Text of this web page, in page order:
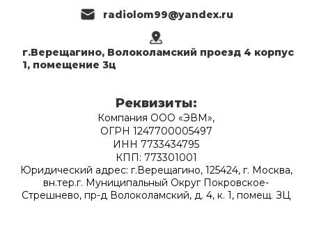
radiolom99@yandex.ru
г.Верещагино, Волоколамский проезд 4 корпус
1, помещение 3ц
Реквизиты:
Компания ООО «ЭВМ»,
ОГРН 1247700005497
ИНН 7733434795
КПП: 773301001
Юридический адрес: г.Верещагино, 125424, г. Москва,
вн.тер.г. Муниципальный Округ Покровское-
Стрешнево, пр-д Волоколамский, д. 4, к. 1, помещ. ЗЦ